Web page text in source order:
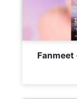
Fanmeet